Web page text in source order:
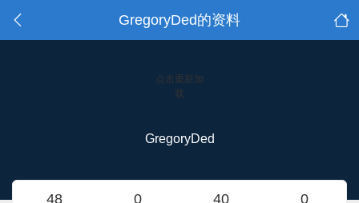
GregoryDed的资料
点击重新加
载
GregoryDed
48 0 40 0